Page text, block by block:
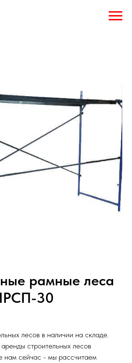
рамные леса
30
лесов в наличии на складе.
строительных лесов
нам сейчас - мы рассчитаем